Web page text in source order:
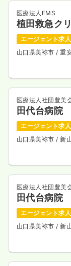
医療法人EMS
植田救急ク
エージェント求人
山口県美祢市/ 重
医療法人社団豊美
田代台病院
エージェント求人
山口県美祢市/ 新
医療法人社団豊美
田代台病院
エージェント求人
山口県美祢市/ 新